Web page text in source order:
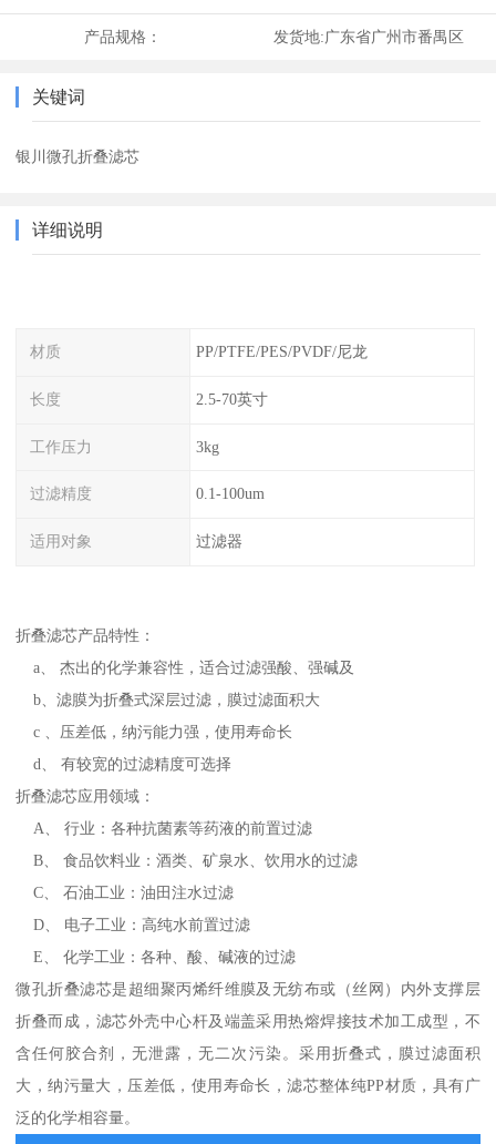
产品规格： 发货地:广东省广州市番禺区
关键词
银川微孔折叠滤芯
详细说明
材质 PP/PTFE/PES/PVDF/尼龙
长度 2.5-70英寸
工作压力 3kg
过滤精度 0.1-100um
适用对象 过滤器
折叠滤芯产品特性：
a、 杰出的化学兼容性，适合过滤强酸、强碱及
b、滤膜为折叠式深层过滤，膜过滤面积大
c 、压差低，纳污能力强，使用寿命长
d、 有较宽的过滤精度可选择
折叠滤芯应用领域：
A、 行业：各种抗菌素等药液的前置过滤
B、 食品饮料业：酒类、矿泉水、饮用水的过滤
C、 石油工业：油田注水过滤
D、 电子工业：高纯水前置过滤
E、 化学工业：各种、酸、碱液的过滤
微孔折叠滤芯是超细聚丙烯纤维膜及无纺布或（丝网）内外支撑层
折叠而成，滤芯外壳中心杆及端盖采用热熔焊接技术加工成型，不
含任何胶合剂，无泄露，无二次污染。采用折叠式，膜过滤面积
大，纳污量大，压差低，使用寿命长，滤芯整体纯PP材质，具有广
泛的化学相容量。